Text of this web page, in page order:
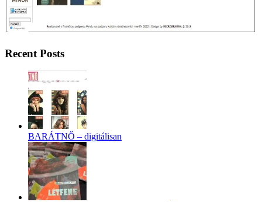
Recent Posts
BARÁTNŐ – digitálisan